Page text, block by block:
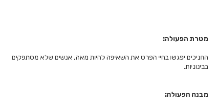
מטרת הפעולה:
החניכים יפגשו בחיי הפרט את השאיפה להיות מאה, אנשים שלא מסתפקים
בבינוניות.
מבנה הפעולה: